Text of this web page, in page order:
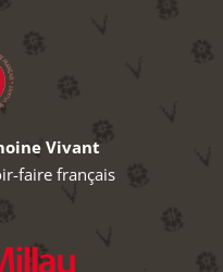
Vivant
faire français